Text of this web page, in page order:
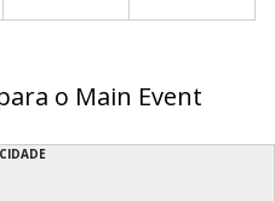
o Main Event